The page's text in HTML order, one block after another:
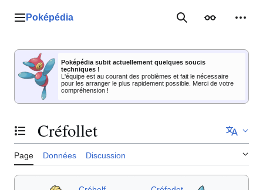
Menu principal
Poképédia RechercherApparence
Poképédia subit actuellement quelques soucis
techniques !
L'équipe est au courant des problèmes et fait le nécessaire
pour les arranger le plus rapidement possible. Merci de votre
compréhension !
Basculer la table des matières
Créfollet
Page Données Discussion